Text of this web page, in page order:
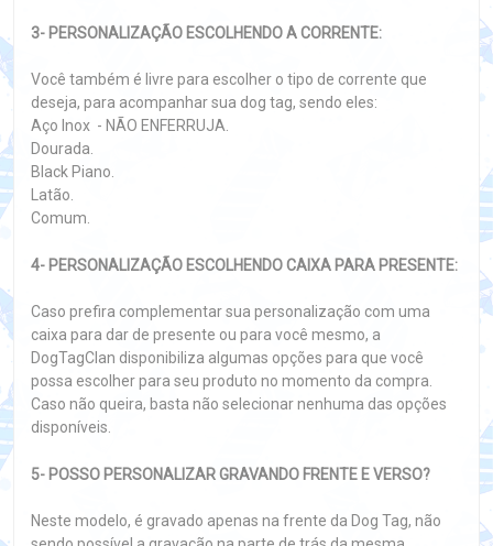
3- PERSONALIZAÇÃO ESCOLHENDO A CORRENTE:
Você também é livre para escolher o tipo de corrente que
deseja, para acompanhar sua dog tag, sendo eles:
Aço Inox - NÃO ENFERRUJA.
Dourada.
Black Piano.
Latão.
Comum.
4- PERSONALIZAÇÃO ESCOLHENDO CAIXA PARA PRESENTE:
Caso prefira complementar sua personalização com uma
caixa para dar de presente ou para você mesmo, a
DogTagClan disponibiliza algumas opções para que você
possa escolher para seu produto no momento da compra.
Caso não queira, basta não selecionar nenhuma das opções
disponíveis.
5- POSSO PERSONALIZAR GRAVANDO FRENTE E VERSO?
Neste modelo, é gravado apenas na frente da Dog Tag, não